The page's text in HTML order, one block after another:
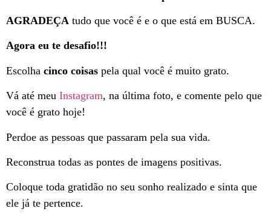
AGRADEÇA tudo que você é e o que está em BUSCA.
Agora eu te desafio!!!
Escolha cinco coisas pela qual você é muito grato.
Vá até meu Instagram, na última foto, e comente pelo que
você é grato hoje!
Perdoe as pessoas que passaram pela sua vida.
Reconstrua todas as pontes de imagens positivas.
Coloque toda gratidão no seu sonho realizado e sinta que
ele já te pertence.